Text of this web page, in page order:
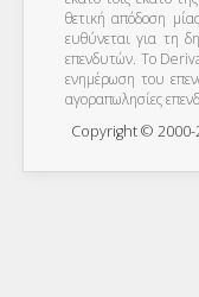
θετική απόδοση
ευθύνεται για τη
επενδυτών. To
ενημέρωση του
αγοραπωλησίες
Copyright © 2000-